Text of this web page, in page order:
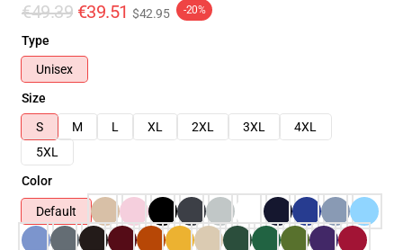
€49.39 €39.51 $42.95 -20%
Type
Unisex
Size
S
M L XL 2XL 3XL
4XL
5XL
Color
Default